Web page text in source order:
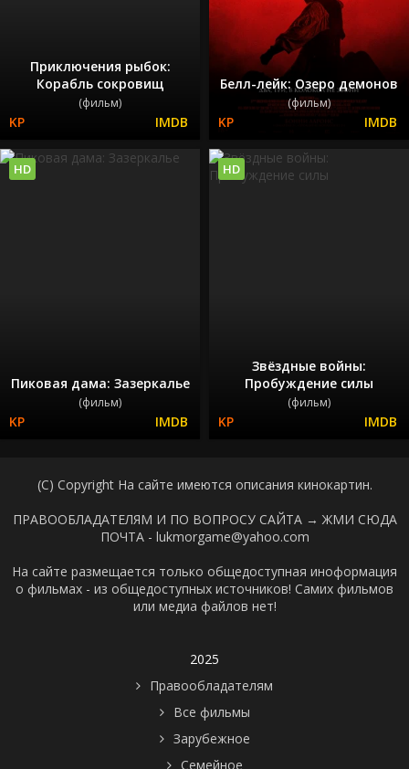
Приключения рыбок:
Корабль сокровищ
(фильм)
Белл-лейк: Озеро демонов
(фильм)
Пиковая дама: Зазеркалье
(фильм)
HD
Звёздные войны:
Пробуждение силы
(фильм)
HD
(C) Copyright На сайте имеются описания кинокартин.
ПРАВООБЛАДАТЕЛЯМ И ПО ВОПРОСУ САЙТА → ЖМИ СЮДА
ПОЧТА - lukmorgame@yahoo.com
На сайте размещается только общедоступная иноформация
о фильмах - из общедоступных источников! Самих фильмов
или медиа файлов нет!
2025
Правообладателям
Все фильмы
Зарубежное
Семейное